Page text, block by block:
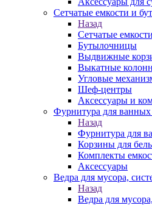
Сетчатые емкости и
Назад
Сетчатые
Бутылочницы
Выдвижные
Выкатные
Угловые
Шеф-центры
Аксессуары и
Фурнитура для ванных
Назад
Фурнитура для
Корзины для
Комплекты
Аксессуары
Ведра для мусора,
Назад
Ведра для